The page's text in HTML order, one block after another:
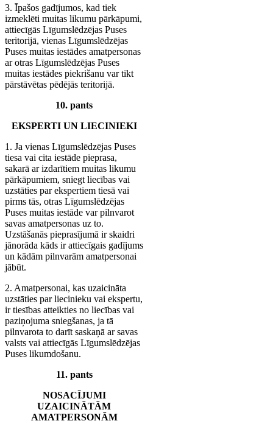
3. Īpašos gadījumos, kad tiek
izmeklēti muitas likumu pārkāpumi,
attiecīgās Līgumslēdzējas Puses
teritorijā, vienas Līgumslēdzējas
Puses muitas iestādes amatpersonas
ar otras Līgumslēdzējas Puses
muitas iestādes piekrišanu var tikt
pārstāvētas pēdējās teritorijā.
10. pants
EKSPERTI UN LIECINIEKI
1. Ja vienas Līgumslēdzējas Puses
tiesa vai cita iestāde pieprasa,
sakarā ar izdarītiem muitas likumu
pārkāpumiem, sniegt liecības vai
uzstāties par ekspertiem tiesā vai
pirms tās, otras Līgumslēdzējas
Puses muitas iestāde var pilnvarot
savas amatpersonas uz to.
Uzstāšanās pieprasījumā ir skaidri
jānorāda kāds ir attiecīgais gadījums
un kādām pilnvarām amatpersonai
jābūt.
2. Amatpersonai, kas uzaicināta
uzstāties par liecinieku vai ekspertu,
ir tiesības atteikties no liecības vai
paziņojuma sniegšanas, ja tā
pilnvarota to darīt saskaņā ar savas
valsts vai attiecīgās Līgumslēdzējas
Puses likumdošanu.
11. pants
NOSACĪJUMI
UZAICINĀTĀM
AMATPERSONĀM